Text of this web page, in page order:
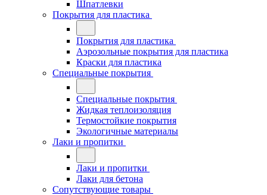
Шпатлевки
Покрытия для пластика
Покрытия для пластика
Аэрозольные покрытия для пластика
Краски для пластика
Специальные покрытия
Специальные покрытия
Жидкая теплоизоляция
Термостойкие покрытия
Экологичные материалы
Лаки и пропитки
Лаки и пропитки
Лаки для бетона
Сопутствующие товары